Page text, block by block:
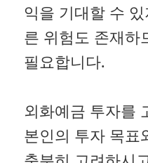
익을 기대할 수
른 위험도 존재하
필요합니다.
외화예금 투자를
본인의 투자 목표